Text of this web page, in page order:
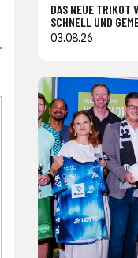
DAS NEUE TRIKOT
SCHNELL UND
03.08.26